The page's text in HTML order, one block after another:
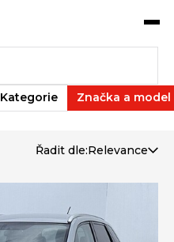
Kategorie Značka a model
Řadit dle:Relevance